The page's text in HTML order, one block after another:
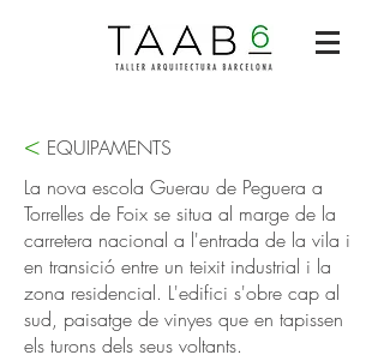
< EQUIPAMENTS
La nova escola Guerau de Peguera a
Torrelles de Foix se situa al marge de la
carretera nacional a l'entrada de la vila i
en transició entre un teixit industrial i la
zona residencial. L'edifici s'obre cap al
sud, paisatge de vinyes que en tapissen
els turons dels seus voltants.